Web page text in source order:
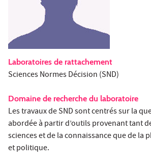
Laboratoires de rattachement
Sciences Normes Décision (SND)
Domaine de recherche du laboratoire
Les travaux de SND sont centrés sur la
abordée à partir d’outils provenant tant
sciences et de la connaissance que de la
et politique.